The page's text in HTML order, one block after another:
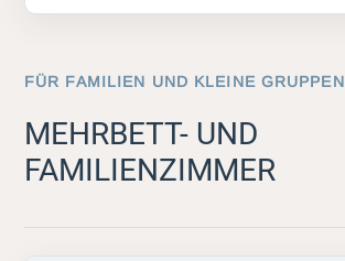
FÜR FAMILIEN UND KLEINE GRUPPEN
MEHRBETT- UND
FAMILIENZIMMER